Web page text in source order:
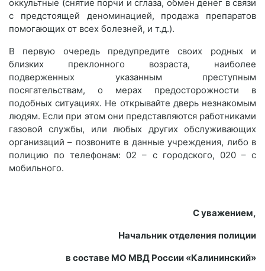
оккультные (снятие порчи и сглаза, обмен денег в связи
с предстоящей деноминацией, продажа препаратов
помогающих от всех болезней, и т.д.).
В первую очередь предупредите своих родных и
близких преклонного возраста, наиболее
подверженных указанным преступным
посягательствам, о мерах предосторожности в
подобных ситуациях. Не открывайте дверь незнакомым
людям. Если при этом они представляются работниками
газовой службы, или любых других обслуживающих
организаций – позвоните в данные учреждения, либо в
полицию по телефонам: 02 – с городского, 020 – с
мобильного.
С уважением,
Начальник отделения полиции
в составе МО МВД России «Калининский»